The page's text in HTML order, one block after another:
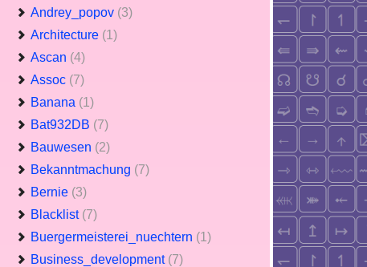
Andrey_popov (3)
Architecture (1)
Ascan (4)
Assoc (7)
Banana (1)
Bat932DB (7)
Bauwesen (2)
Bekanntmachung (7)
Bernie (3)
Blacklist (7)
Buergermeisterei_nuechtern (1)
Business_development (7)